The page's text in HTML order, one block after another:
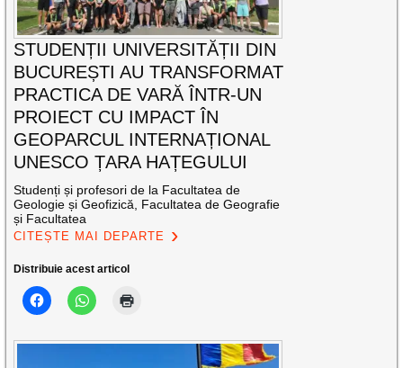
STUDENȚII UNIVERSITĂȚII DIN
BUCUREȘTI AU TRANSFORMAT
PRACTICA DE VARĂ ÎNTR-UN
PROIECT CU IMPACT ÎN
GEOPARCUL INTERNAȚIONAL
UNESCO ȚARA HAȚEGULUI
Studenți și profesori de la Facultatea de
Geologie și Geofizică, Facultatea de Geografie
și Facultatea
CITEȘTE MAI DEPARTE
Distribuie acest articol